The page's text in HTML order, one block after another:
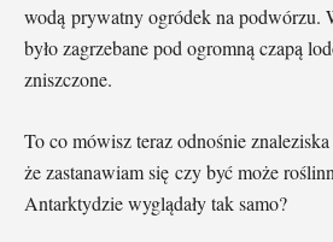
wodą prywatny ogródek na podwórzu.
było zagrzebane pod ogromną czapą
zniszczone.
To co mówisz teraz odnośnie
że zastanawiam się czy być może
Antarktydzie wyglądały tak samo?